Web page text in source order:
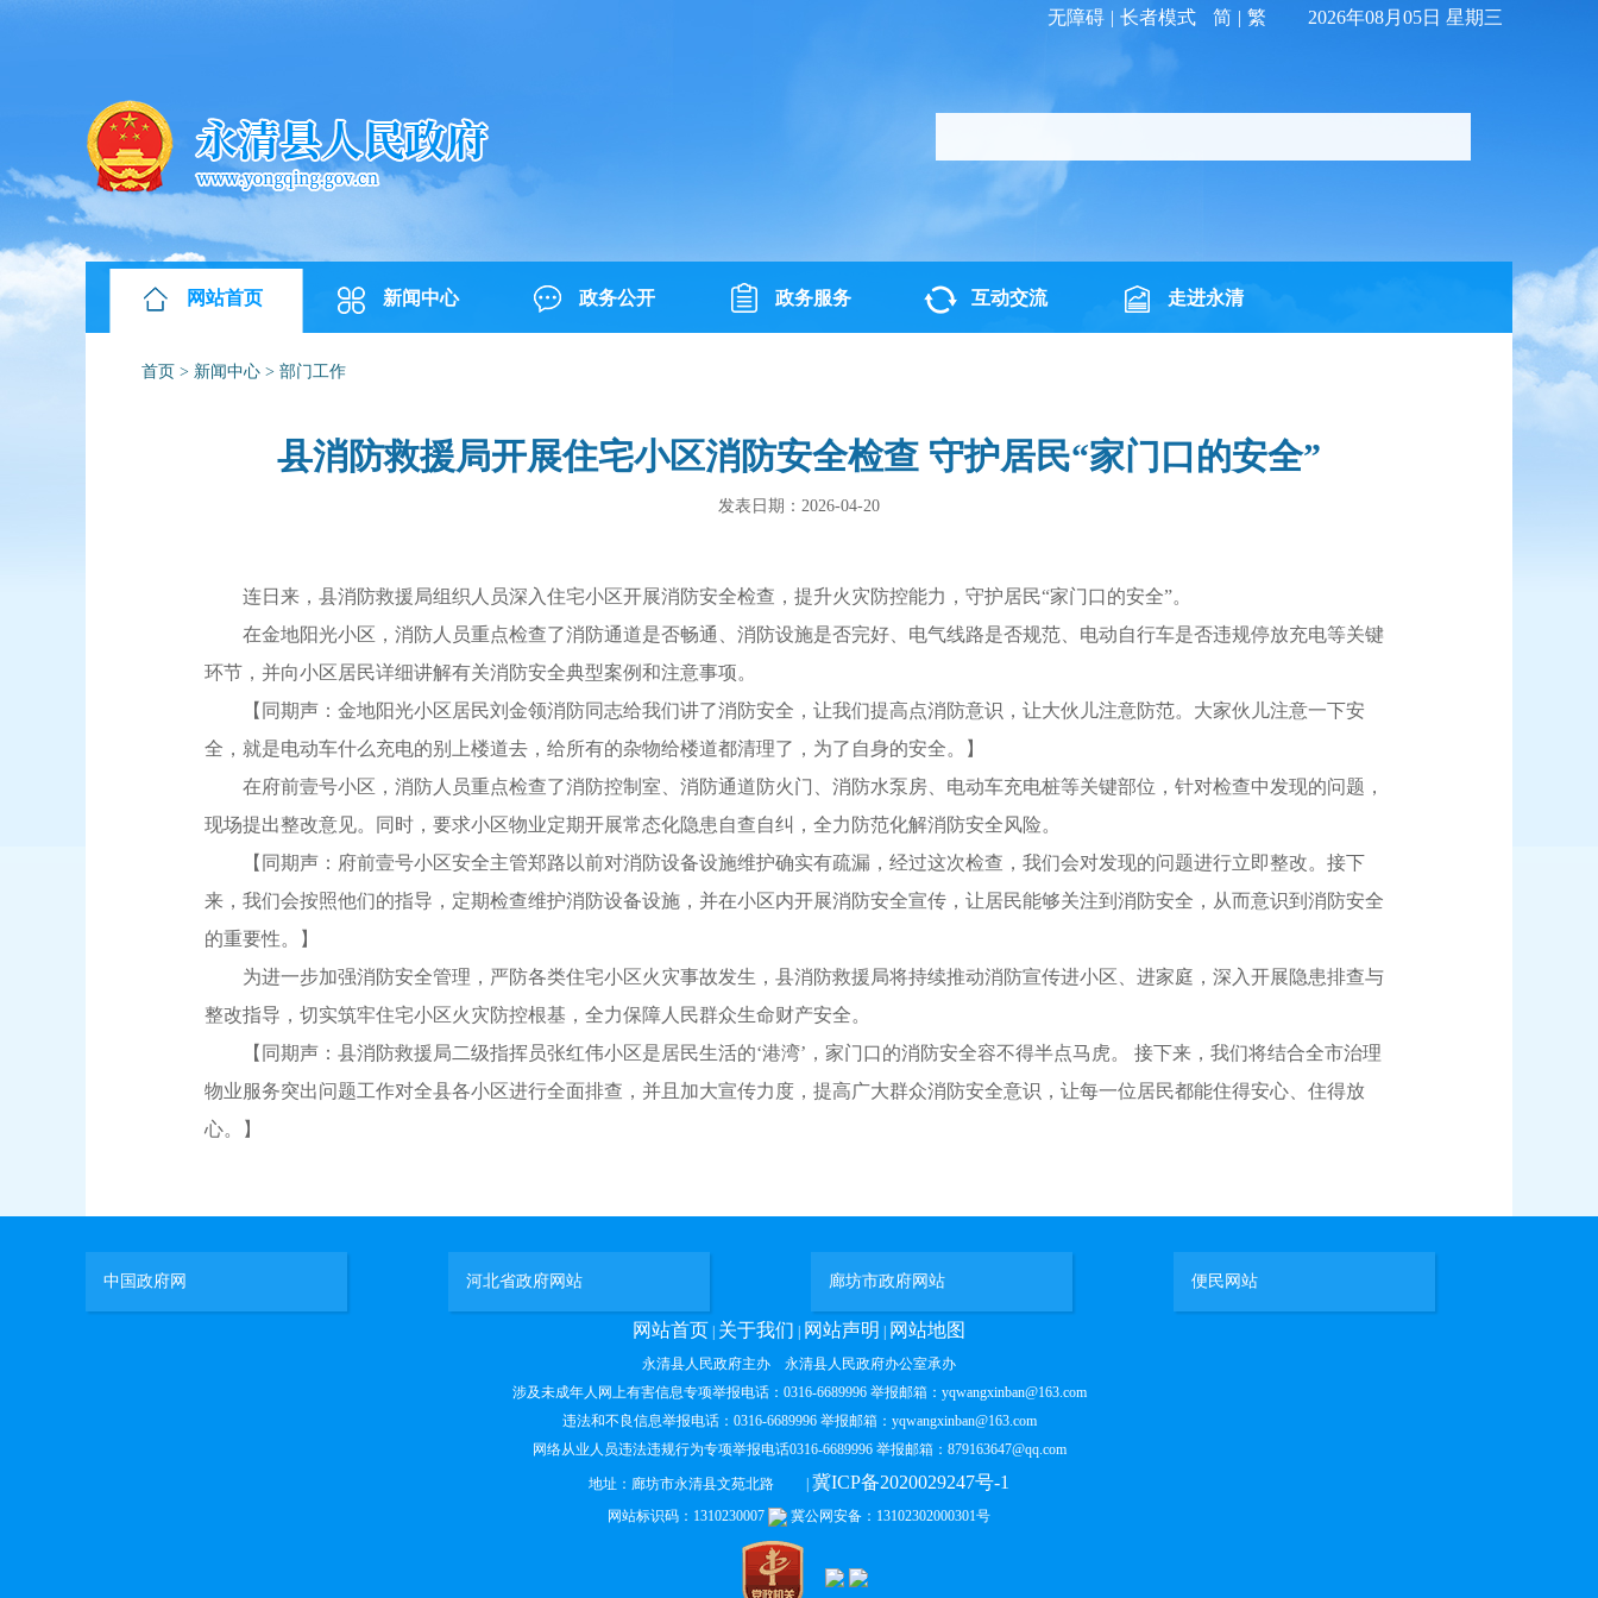
无障碍 | 长者模式 简 | 繁 2026年08月05日 星期三
网站首页 新闻中心 政务公开 政务服务 互动交流 走进永清
首页 > 新闻中心 > 部门工作
县消防救援局开展住宅小区消防安全检查 守护居民“家门口的安全”
发表日期：2026-04-20
连日来，县消防救援局组织人员深入住宅小区开展消防安全检查，提升火灾防控能力，守护居民“家门口的安全”。
在金地阳光小区，消防人员重点检查了消防通道是否畅通、消防设施是否完好、电气线路是否规范、电动自行车是否违规停放充电等关键
环节，并向小区居民详细讲解有关消防安全典型案例和注意事项。
【同期声：金地阳光小区居民刘金领消防同志给我们讲了消防安全，让我们提高点消防意识，让大伙儿注意防范。大家伙儿注意一下安
全，就是电动车什么充电的别上楼道去，给所有的杂物给楼道都清理了，为了自身的安全。】
在府前壹号小区，消防人员重点检查了消防控制室、消防通道防火门、消防水泵房、电动车充电桩等关键部位，针对检查中发现的问题，
现场提出整改意见。同时，要求小区物业定期开展常态化隐患自查自纠，全力防范化解消防安全风险。
【同期声：府前壹号小区安全主管郑路以前对消防设备设施维护确实有疏漏，经过这次检查，我们会对发现的问题进行立即整改。接下
来，我们会按照他们的指导，定期检查维护消防设备设施，并在小区内开展消防安全宣传，让居民能够关注到消防安全，从而意识到消防安全
的重要性。】
为进一步加强消防安全管理，严防各类住宅小区火灾事故发生，县消防救援局将持续推动消防宣传进小区、进家庭，深入开展隐患排查与
整改指导，切实筑牢住宅小区火灾防控根基，全力保障人民群众生命财产安全。
【同期声：县消防救援局二级指挥员张红伟小区是居民生活的‘港湾’，家门口的消防安全容不得半点马虎。 接下来，我们将结合全市治理
物业服务突出问题工作对全县各小区进行全面排查，并且加大宣传力度，提高广大群众消防安全意识，让每一位居民都能住得安心、住得放
心。】
中国政府网 河北省政府网站 廊坊市政府网站 便民网站
网站首页 关于我们 网站声明 网站地图
永清县人民政府主办 永清县人民政府办公室承办
涉及未成年人网上有害信息专项举报电话：0316-6689996 举报邮箱：yqwangxinban@163.com
违法和不良信息举报电话：0316-6689996 举报邮箱：yqwangxinban@163.com
网络从业人员违法违规行为专项举报电话0316-6689996 举报邮箱：879163647@qq.com
地址：廊坊市永清县文苑北路 | 冀ICP备2020029247号-1
网站标识码：1310230007 冀公网安备：13102302000301号